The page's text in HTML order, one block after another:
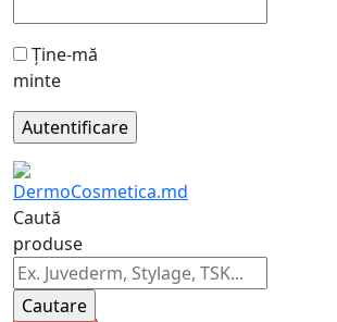
Ține-mă
minte
Caută
produse